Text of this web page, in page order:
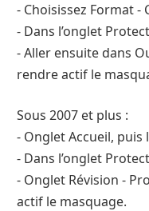
- Choisissez Format -
- Dans l’onglet
- Aller ensuite dans
rendre actif le
Sous 2007 et plus :
- Onglet Accueil,
- Dans l’onglet
- Onglet Révision -
actif le masquage.